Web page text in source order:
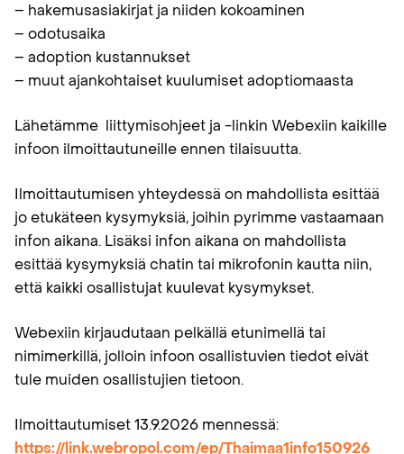
– hakemusasiakirjat ja niiden kokoaminen
– odotusaika
– adoption kustannukset
– muut ajankohtaiset kuulumiset adoptiomaasta
Lähetämme liittymisohjeet ja -linkin Webexiin kaikille
infoon ilmoittautuneille ennen tilaisuutta.
Ilmoittautumisen yhteydessä on mahdollista esittää
jo etukäteen kysymyksiä, joihin pyrimme vastaamaan
infon aikana. Lisäksi infon aikana on mahdollista
esittää kysymyksiä chatin tai mikrofonin kautta niin,
että kaikki osallistujat kuulevat kysymykset.
Webexiin kirjaudutaan pelkällä etunimellä tai
nimimerkillä, jolloin infoon osallistuvien tiedot eivät
tule muiden osallistujien tietoon.
Ilmoittautumiset 13.9.2026 mennessä:
https://link.webropol.com/ep/Thaimaa1info150926